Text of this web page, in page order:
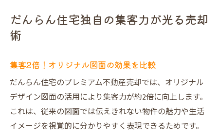
だんらん住宅独自の集客力が光る売却
術
集客2倍！オリジナル図面の効果を比較
だんらん住宅のプレミアム不動産売却では、オリジナル
デザイン図面の活用により集客力が約2倍に向上します。
これは、従来の図面では伝えきれない物件の魅力や生活
イメージを視覚的に分かりやすく表現できるためです。